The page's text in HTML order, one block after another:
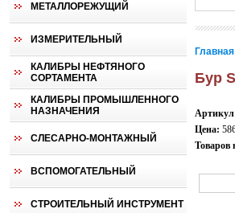
МЕТАЛЛОРЕЖУЩИЙ
ИЗМЕРИТЕЛЬНЫЙ
КАЛИБРЫ НЕФТЯНОГО
СОРТАМЕНТА
КАЛИБРЫ ПРОМЫШЛЕННОГО
НАЗНАЧЕНИЯ
СЛЕСАРНО-МОНТАЖНЫЙ
ВСПОМОГАТЕЛЬНЫЙ
СТРОИТЕЛЬНЫЙ ИНСТРУМЕНТ
Главная
Бур
Цена:
Товаров